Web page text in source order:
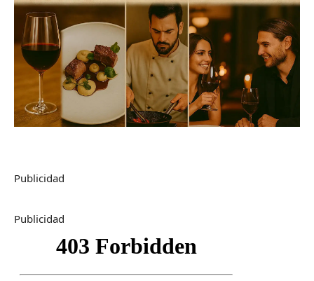
Publicidad
Publicidad